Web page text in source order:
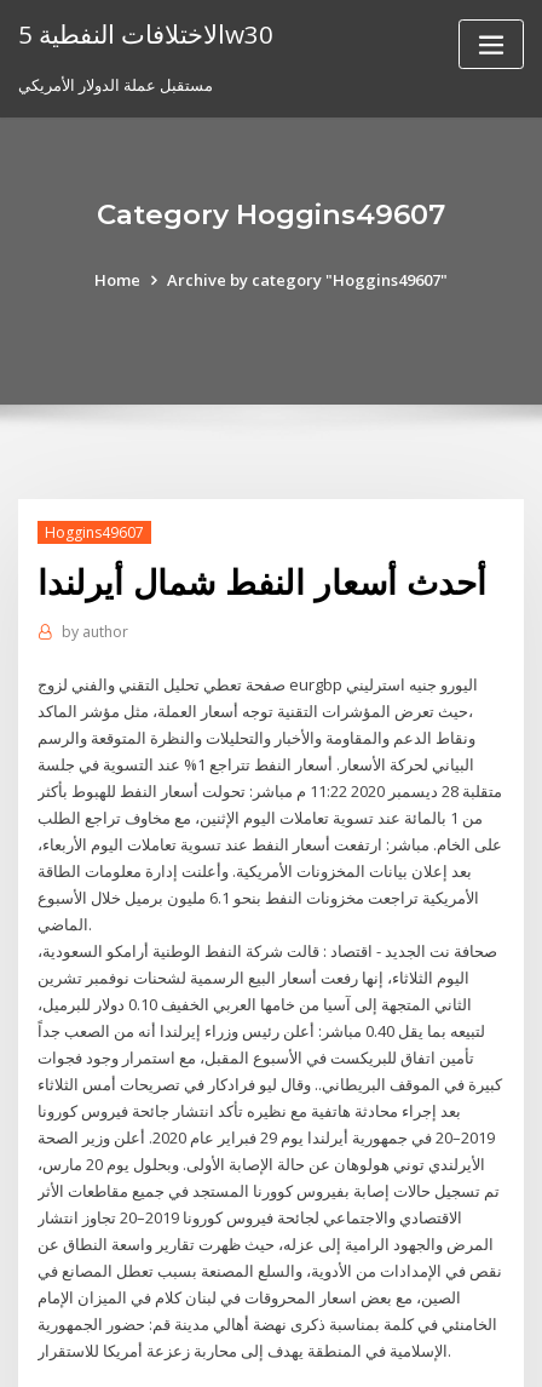
الاختلافات النفطية 5w30
مستقبل عملة الدولار الأمريكي
Category Hoggins49607
Home Archive by category "Hoggins49607"
Hoggins49607
أحدث أسعار النفط شمال أيرلندا
by author
صفحة تعطي تحليل التقني والفني لزوج eurgbp اليورو جنيه استرليني
،حيث تعرض المؤشرات التقنية توجه أسعار العملة، مثل مؤشر الماكد
ونقاط الدعم والمقاومة والأخبار والتحليلات والنظرة المتوقعة والرسم
البياني لحركة الأسعار. أسعار النفط تتراجع 1% عند التسوية في جلسة
متقلبة 28 ديسمبر 2020 11:22 م مباشر: تحولت أسعار النفط للهبوط بأكثر
من 1 بالمائة عند تسوية تعاملات اليوم الإثنين، مع مخاوف تراجع الطلب
على الخام. مباشر: ارتفعت أسعار النفط عند تسوية تعاملات اليوم الأربعاء،
بعد إعلان بيانات المخزونات الأمريكية. وأعلنت إدارة معلومات الطاقة
الأمريكية تراجعت مخزونات النفط بنحو 6.1 مليون برميل خلال الأسبوع
الماضي.
صحافة نت الجديد - اقتصاد : قالت شركة النفط الوطنية أرامكو السعودية،
اليوم الثلاثاء، إنها رفعت أسعار البيع الرسمية لشحنات نوفمبر تشرين
الثاني المتجهة إلى آسيا من خامها العربي الخفيف 0.10 دولار للبرميل،
لتبيعه بما يقل 0.40 مباشر: أعلن رئيس وزراء إيرلندا أنه من الصعب جداً
تأمين اتفاق للبريكست في الأسبوع المقبل، مع استمرار وجود فجوات
كبيرة في الموقف البريطاني.. وقال ليو فرادكار في تصريحات أمس الثلاثاء
بعد إجراء محادثة هاتفية مع نظيره تأكد انتشار جائحة فيروس كورونا
2019–20 في جمهورية أيرلندا يوم 29 فبراير عام 2020. أعلن وزير الصحة
الأيرلندي توني هولوهان عن حالة الإصابة الأولى. وبحلول يوم 20 مارس،
تم تسجيل حالات إصابة بفيروس كوورنا المستجد في جميع مقاطعات الأثر
الاقتصادي والاجتماعي لجائحة فيروس كورونا 2019–20 تجاوز انتشار
المرض والجهود الرامية إلى عزله، حيث ظهرت تقارير واسعة النطاق عن
نقص في الإمدادات من الأدوية، والسلع المصنعة بسبب تعطل المصانع في
الصين، مع بعض اسعار المحروقات في لبنان كلام في الميزان الإمام
الخامنئي في كلمة بمناسبة ذكرى نهضة أهالي مدينة قم: حضور الجمهورية
الإسلامية في المنطقة يهدف إلى محاربة زعزعة أمريكا للاستقرار.